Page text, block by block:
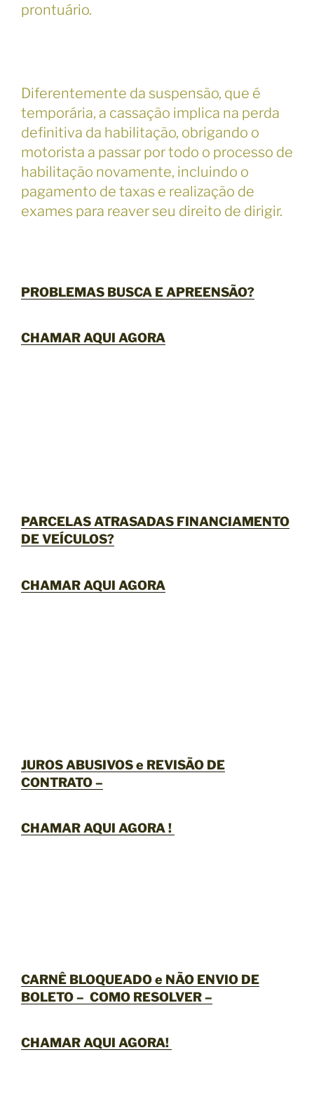
prontuário.
Diferentemente da suspensão, que é
temporária, a cassação implica na perda
definitiva da habilitação, obrigando o
motorista a passar por todo o processo de
habilitação novamente, incluindo o
pagamento de taxas e realização de
exames para reaver seu direito de dirigir.
PROBLEMAS BUSCA E APREENSÃO?
CHAMAR AQUI AGORA
PARCELAS ATRASADAS FINANCIAMENTO
DE VEÍCULOS?
CHAMAR AQUI AGORA
JUROS ABUSIVOS e REVISÃO DE
CONTRATO –
CHAMAR AQUI AGORA !
CARNÊ BLOQUEADO e NÃO ENVIO DE
BOLETO – COMO RESOLVER –
CHAMAR AQUI AGORA!